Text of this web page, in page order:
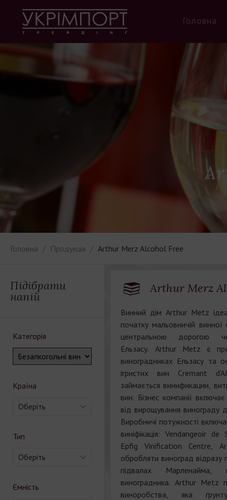
Головна
Головна Продукція Arthur Merz Alcohol Free
Підібрати
напій
Категорія
Країна
Оберіть
Тип
Оберіть
Ємність
Arthur Merz
Винний дім Arthur Metz
початку мальовничій винної
центральною дорогою
Ельзасу. Arthur Metz є
виноградниках Ельзасу та
ігристих вин Cremant
займається винификации,
вин. Бізнес компанії
від вирощування винограду
Виробничі потужності
виніфікація: Vendangeoir
Epfig Vinification Centre,
обробляти виноград відразу
підвалах
виноградника. Arthur Metz
виноробства, яка